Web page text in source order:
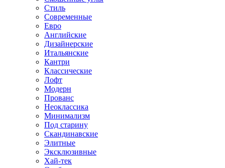
Стиль
Современные
Евро
Английские
Дизайнерские
Итальянские
Кантри
Классические
Лофт
Модерн
Прованс
Неоклассика
Минимализм
Под старину
Скандинавские
Элитные
Эксклюзивные
Хай-тек